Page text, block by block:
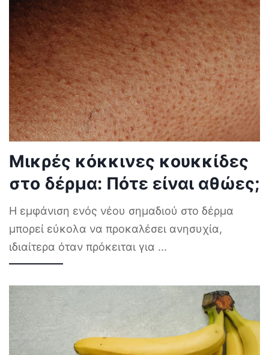
Μικρές κόκκινες κουκκίδες
στο δέρμα: Πότε είναι αθώες;
Η εμφάνιση ενός νέου σημαδιού στο δέρμα
μπορεί εύκολα να προκαλέσει ανησυχία,
ιδιαίτερα όταν πρόκειται για ...